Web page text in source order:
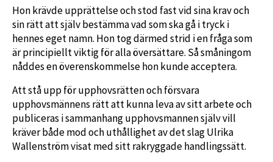
Hon krävde upprättelse och stod fast vid sina krav och
sin rätt att själv bestämma vad som ska gå i tryck i
hennes eget namn. Hon tog därmed strid i en fråga som
är principiellt viktig för alla översättare. Så småningom
nåddes en överenskommelse hon kunde acceptera.
Att stå upp för upphovsrätten och försvara
upphovsmännens rätt att kunna leva av sitt arbete och
publiceras i sammanhang upphovsmannen själv vill
kräver både mod och uthållighet av det slag Ulrika
Wallenström visat med sitt rakryggade handlingssätt.